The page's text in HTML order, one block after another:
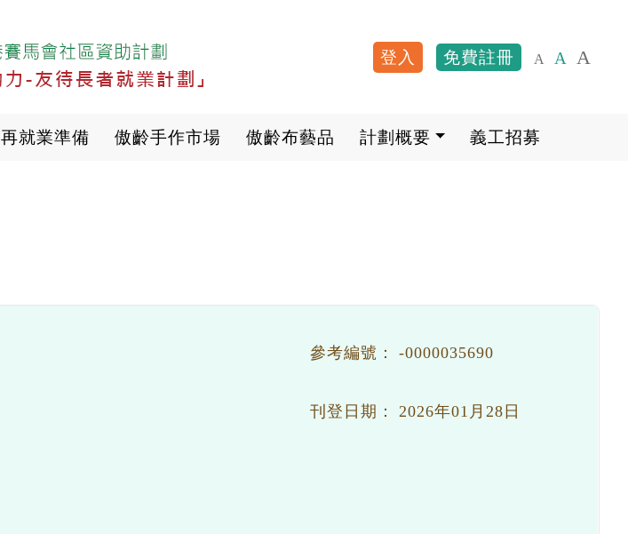
主
內
User account
登入 免費註冊 A A A
再就業準備 傲齡手作市場 傲齡布藝品 計劃概要 義工招募
參考編號： -0000035690
刊登日期： 2026年01月28日